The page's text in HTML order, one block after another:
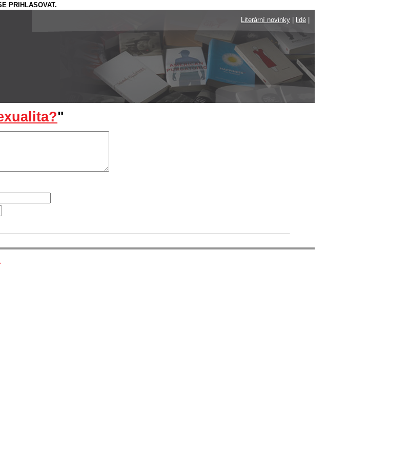
PRIHLASOVAT.
Literární novinky
lidé
"